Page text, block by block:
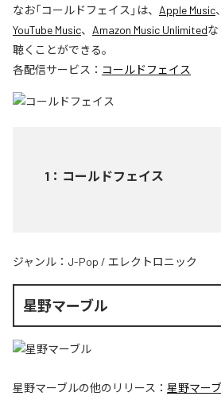
なお「コールドフェイス 」は、 Apple Music、
YouTube Music、 Amazon Music Unlimited
聴くことができる。
各配信サービス： コールドフェイス
1 ： コールドフェイス
ジャンル： J-Pop / エレクトロニック
星野マーブル
星野マーブルの他のリリース： 星野マー